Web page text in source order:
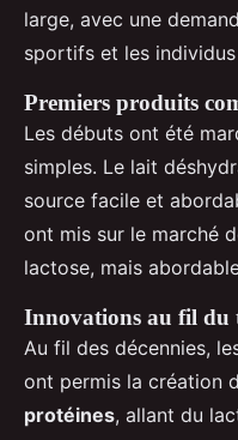
large, avec une
sportifs et les
Premiers produits
Les débuts ont été
simples. Le lait
source facile et
ont mis sur le marché
lactose, mais
Innovations au fil du
Au fil des décennies,
ont permis la création
protéines, allant du